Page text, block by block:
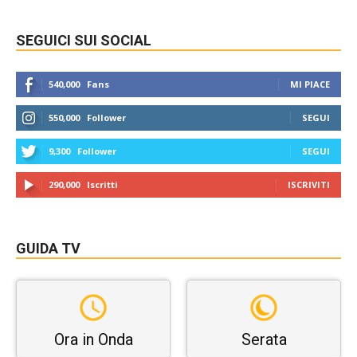
SEGUICI SUI SOCIAL
540,000 Fans MI PIACE
550,000 Follower SEGUI
9,300 Follower SEGUI
290,000 Iscritti ISCRIVITI
GUIDA TV
Ora in Onda Serata